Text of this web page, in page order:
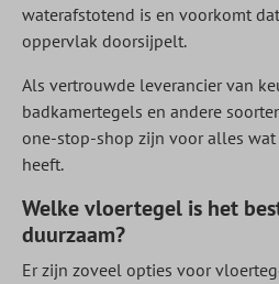
waterafstotend is en voorkomt
oppervlak doorsijpelt.
Als vertrouwde leverancier van
badkamertegels en andere
one-stop-shop zijn voor alles
heeft.
Welke vloertegel is het
duurzaam?
Er zijn zoveel opties voor